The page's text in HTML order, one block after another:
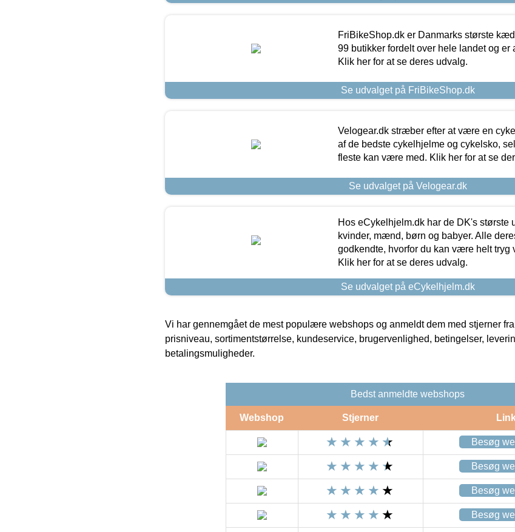
FriBikeShop.dk er Danmarks største
99 butikker fordelt over hele landet og er
Klik her for at se deres udvalg.
Se udvalget på FriBikeShop.dk
Velogear.dk stræber efter at være en
af de bedste cykelhjelme og cykelsko,
fleste kan være med. Klik her for at se
Se udvalget på Velogear.dk
Hos eCykelhjelm.dk har de DK's største
kvinder, mænd, børn og babyer. Alle
godkendte, hvorfor du kan være helt tryg
Klik her for at se deres udvalg.
Se udvalget på eCykelhjelm.dk
Vi har gennemgået de mest populære webshops og anmeldt dem med stjerner
prisniveau, sortimentstørrelse, kundeservice, brugervenlighed, betingelser,
betalingsmuligheder.
Bedst anmeldte webshops
Webshop Stjerner
Besøg
Besøg
Besøg
Besøg